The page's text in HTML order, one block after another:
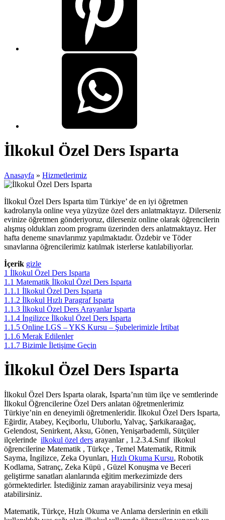
İlkokul Özel Ders Isparta
Anasayfa » Hizmetlerimiz
İlkokul Özel Ders Isparta tüm Türkiye’ de en iyi öğretmen
kadrolarıyla online veya yüzyüze özel ders anlatmaktayız. Dilerseniz
evinize öğretmen gönderiyoruz, dilerseniz online olarak öğrencilerin
alışmış oldukları zoom programı üzerinden ders anlatmaktayız. Her
hafta deneme sınavlarımız yapılmaktadır. Özdebir ve Töder
sınavlarına öğrencilerimiz katılmak isterlerse katılabiliyorlar.
İçerik gizle
1 İlkokul Özel Ders Isparta
1.1 Matematik İlkokul Özel Ders Isparta
1.1.1 İlkokul Özel Ders Isparta
1.1.2 İlkokul Hızlı Paragraf Isparta
1.1.3 İlkokul Özel Ders Arayanlar Isparta
1.1.4 İngilizce İlkokul Özel Ders Isparta
1.1.5 Online LGS – YKS Kursu – Şubelerimizle İrtibat
1.1.6 Merak Edilenler
1.1.7 Bizimle İletişime Geçin
İlkokul Özel Ders Isparta
İlkokul Özel Ders Isparta olarak, Isparta’nın tüm ilçe ve semtlerinde
İlkokul Öğrencilerine Özel Ders anlatan öğretmenlerimiz
Türkiye’nin en deneyimli öğretmenleridir. İlkokul Özel Ders Isparta,
Eğirdir, Atabey, Keçiborlu, Uluborlu, Yalvaç, Şarkikaraağaç,
Gelendost, Senirkent, Aksu, Gönen, Yenişarbademli, Sütçüler
ilçelerinde ilkokul özel ders arayanlar , 1.2.3.4.Sınıf ilkokul
öğrencilerine Matematik , Türkçe , Temel Matematik, Ritmik
Sayma, İngilizce, Zeka Oyunları, Hızlı Okuma Kursu, Robotik
Kodlama, Satranç, Zeka Küpü , Güzel Konuşma ve Beceri
geliştirme sanatları alanlarında eğitim merkezimizde ders
görmektedirler. İstediğiniz zaman arayabilirsiniz veya mesaj
atabilirsiniz.
Matematik, Türkçe, Hızlı Okuma ve Anlama derslerinin en etkili